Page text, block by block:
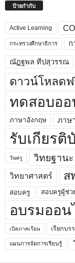
ป้ายกำกับ
Active Learning
กระทรวงศึกษาธิการ ก
ณัฏฐพล ทีปสุวรรณ
ดาวน์โหลด
ทดสอบอ
ภาษาอังกฤษ ภาษ
รับเกียรติ
วันครู วิทยฐานะ
วิทยาศาสตร์ ส
สอบครู สอบครูผู้ช่ว
อบรมออน
เปิดภาคเรียน เรียกบร
แผนการจัดการเรียนรู้